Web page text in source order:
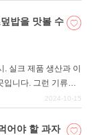
한다.밥을 맛볼 수
실크 제품 생산과 이
입니다. 그런 기류시
소스카츠덮밥( "" )이
다. 따끈따끈한 소스
2024-10-15
어야 할 과자